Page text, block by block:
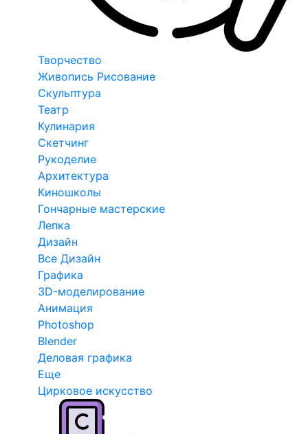
Творчество
Живопись Рисование
Скульптура
Театр
Кулинария
Скетчинг
Рукоделие
Архитектура
Киношколы
Гончарные мастерские
Лепка
Дизайн
Все Дизайн
Графика
3D-моделирование
Анимация
Photoshop
Blender
Деловая графика
Еще
Цирковое искусство